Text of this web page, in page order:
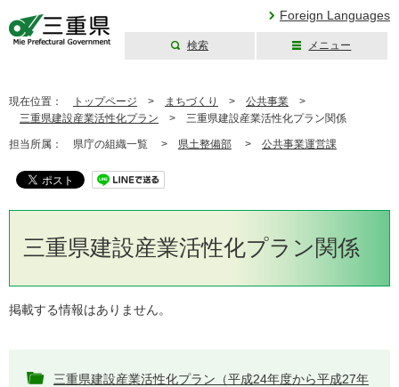
Foreign Languages
検索 メニュー
現在位置： トップページ > まちづくり > 公共事業 >
三重県建設産業活性化プラン > 三重県建設産業活性化プラン関係
担当所属： 県庁の組織一覧 > 県土整備部 > 公共事業運営課
三重県建設産業活性化プラン関係
掲載する情報はありません。
三重県建設産業活性化プラン（平成24年度から平成27年